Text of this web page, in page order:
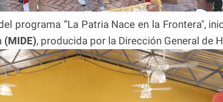
programa “La Patria Nace en la Frontera",
(MIDE), producida por la Dirección General de